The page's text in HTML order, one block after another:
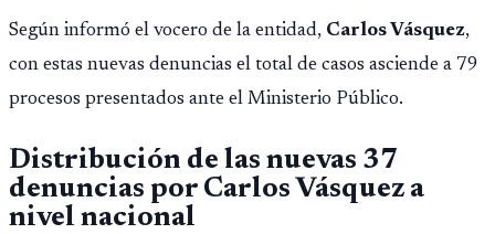
Según informó el vocero de la entidad, Carlos Vásquez,
con estas nuevas denuncias el total de casos asciende a 79
procesos presentados ante el Ministerio Público.
Distribución de las nuevas 37
denuncias por Carlos Vásquez a
nivel nacional